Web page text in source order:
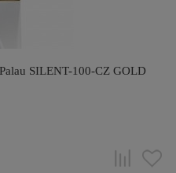
SILENT-100-CZ GOLD